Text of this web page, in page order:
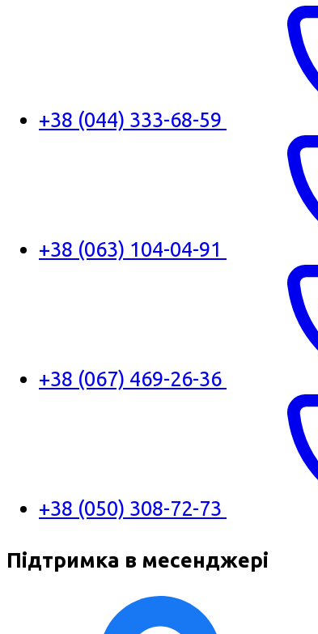
+38 (044) 333-68-59
+38 (063) 104-04-91
+38 (067) 469-26-36
+38 (050) 308-72-73
Підтримка в месенджері